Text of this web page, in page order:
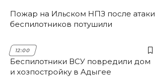
Пожар на Ильском НПЗ после атаки
беспилотников потушили
12:00
Беспилотники ВСУ повредили дом
и хозпостройку в Адыгее